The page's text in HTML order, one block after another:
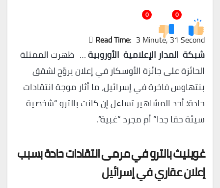
0
0
Read Time: 3 Minute, 31 Second
شبكة المدار الإعلامية الأوروبية…_ظهرت الممثلة
الحائزة على جائزة الأوسكار في إعلان يروّج لشقق
بنتهاوس فاخرة في إسرائيل، ما أثار موجة انتقادات
حادة؛ أحد المشاهير تساءل إن كانت بالترو “شخصية
سيئة حقا جدا” أم مجرد “غبية”.
غوينيث بالترو في مرمى انتقادات حادة بسبب
إعلان عقاري في إسرائيل